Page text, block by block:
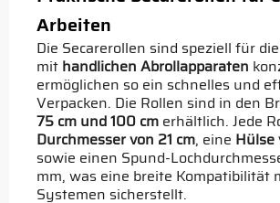
Arbeiten
Die Secarerollen sind speziell für
mit handlichen Abrollapparaten
ermöglichen so ein schnelles und
Verpacken. Die Rollen sind in den
75 cm und 100 cm erhältlich. Jede
Durchmesser von 21 cm, eine Hülse
sowie einen Spund-
mm, was eine breite Kompatibilität
Systemen sicherstellt.